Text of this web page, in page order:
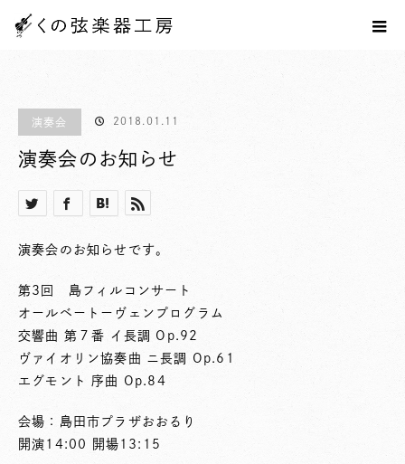
ブログ一覧
演奏会
演奏会 2018.01.11
演奏会のお知らせ
演奏会のお知らせです。
第3回 島フィルコンサート
オールベートーヴェンプログラム
交響曲 第７番 イ長調 Op.92
ヴァイオリン協奏曲 ニ長調 Op.61
エグモント 序曲 Op.84
会場：島田市プラザおおるり
開演14:00 開場13:15